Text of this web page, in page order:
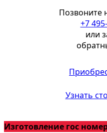
Позвоните
+7
или
Узнать
Изготовление гос